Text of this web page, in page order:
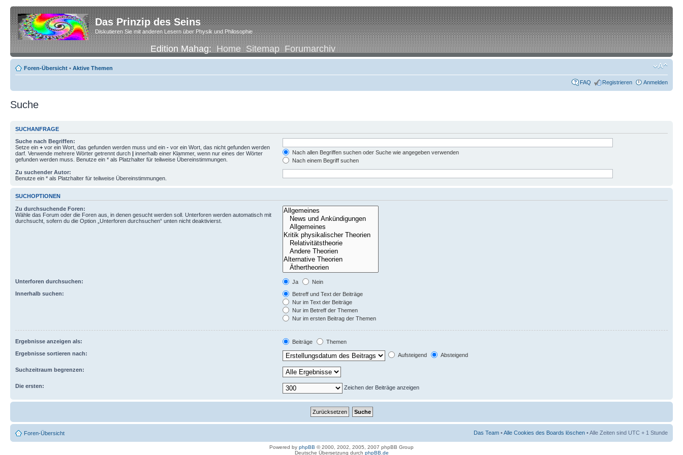
Das Prinzip des Seins
Diskutieren Sie mit anderen Lesern über Physik und Philosophie
Edition Mahag:Home Sitemap Forumarchiv
Foren-Übersicht • Aktive Themen
FAQ Registrieren Anmelden
Suche
SUCHANFRAGE
Suche nach Begriffen:
Setze ein + vor ein Wort, das gefunden werden muss und ein - vor ein Wort, das nicht gefunden werden
darf. Verwende mehrere Wörter getrennt durch | innerhalb einer Klammer, wenn nur eines der Wörter
gefunden werden muss. Benutze ein * als Platzhalter für teilweise Übereinstimmungen.
Nach allen Begriffen suchen oder Suche wie angegeben verwenden
Nach einem Begriff suchen
Zu suchender Autor:
Benutze ein * als Platzhalter für teilweise Übereinstimmungen.
SUCHOPTIONEN
Zu durchsuchende Foren:
Wähle das Forum oder die Foren aus, in denen gesucht werden soll. Unterforen werden automatisch mit
durchsucht, sofern du die Option „Unterforen durchsuchen“ unten nicht deaktivierst.
Unterforen durchsuchen: Ja
Nein
Innerhalb suchen:
Betreff und Text der Beiträge
Nur im Text der Beiträge
Nur im Betreff der Themen
Nur im ersten Beitrag der Themen
Ergebnisse anzeigen als: Beiträge
Themen
Ergebnisse sortieren nach:
Aufsteigend Absteigend
Suchzeitraum begrenzen:
Die ersten: Zeichen der Beiträge anzeigen
Foren-Übersicht Das Team •Alle Cookies des Boards löschen • Alle Zeiten sind UTC + 1 Stunde
Powered by phpBB © 2000, 2002, 2005, 2007 phpBB Group
Deutsche Übersetzung durch phpBB.de